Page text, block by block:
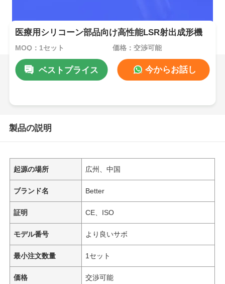
医療用シリコーン部品向け高性能LSR射出成形機
MOQ：1セット 価格：交渉可能
ベストプライス 今からお話し
製品の説明
起源の場所 広州、中国
ブランド名 Better
証明 CE、ISO
モデル番号 より良いサボ
最小注文数量 1セット
価格 交渉可能